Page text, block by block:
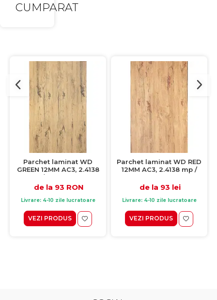
CUMPARAT
Parchet laminat WD
GREEN 12MM AC3, 2.4138
mp / cutie, beige
de la 93 RON
Livrare: 4-10 zile lucratoare
VEZI PRODUS
Parchet laminat WD RED
12MM AC3, 2.4138 mp /
de la 93 lei
Livrare: 4-10 zile lucratoare
VEZI PRODUS